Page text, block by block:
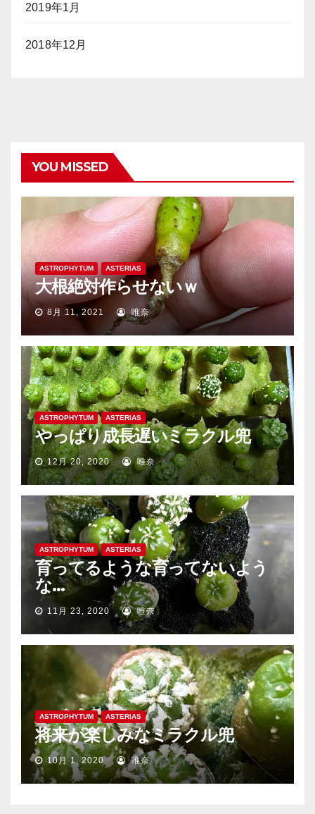
2019年1月
2018年12月
YOU MISSED
ASTROPHYTUM ASTERIAS
大根絶対作らせないｗ
8月 11, 2021 唯奈
ASTROPHYTUM ASTERIAS
やっぱり成長遅いミラクル兜
12月 20, 2020 唯奈
ASTROPHYTUM ASTERIAS
育ってるような育ってないよう
な…
11月 23, 2020 唯奈
ASTROPHYTUM ASTERIAS
将来が楽しみなミラクル兜
10月 1, 2020 唯奈